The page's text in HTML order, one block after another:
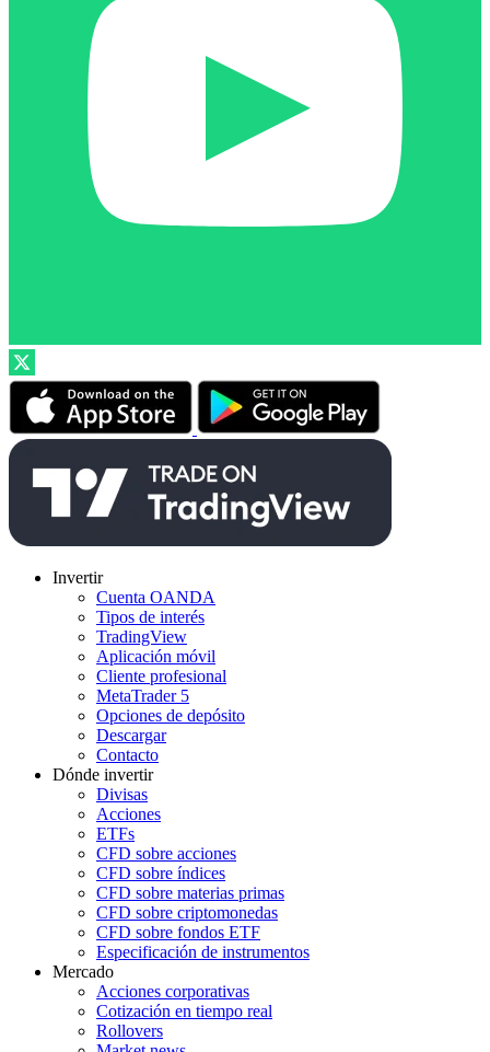
Invertir
Cuenta OANDA
Tipos de interés
TradingView
Aplicación móvil
Cliente profesional
MetaTrader 5
Opciones de depósito
Descargar
Contacto
Dónde invertir
Divisas
Acciones
ETFs
CFD sobre acciones
CFD sobre índices
CFD sobre materias primas
CFD sobre criptomonedas
CFD sobre fondos ETF
Especificación de instrumentos
Mercado
Acciones corporativas
Cotización en tiempo real
Rollovers